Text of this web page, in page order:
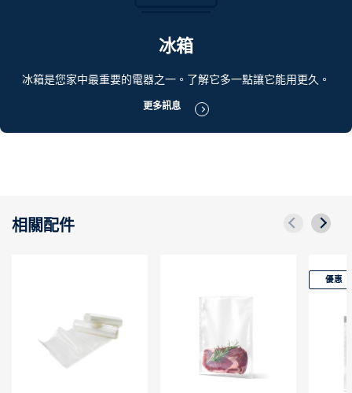
冰箱
冰箱是您家中最重要的電器之一。了解它多一點讓它能用更久。
更多訊息
相關配件
優惠